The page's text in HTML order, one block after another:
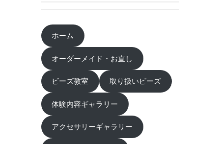
ホーム
オーダーメイド・お直し
ビーズ教室 取り扱いビーズ
体験内容ギャラリー
アクセサリーギャラリー